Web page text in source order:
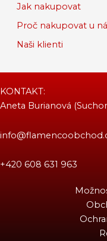
Jak nakupovat
Proč nakupovat u
Naši klienti
KONTAKT:
Aneta Burianová
+420 608 631 963